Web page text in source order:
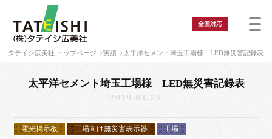
全国対応
タテイシ広美社 トップページ 実績 太平洋セメント埼玉工場様 LED無災害記録表
太平洋セメント埼玉工場様 LED無災害記録表
2019.03.09
電光掲示板 工場向け無災害表示器 工場